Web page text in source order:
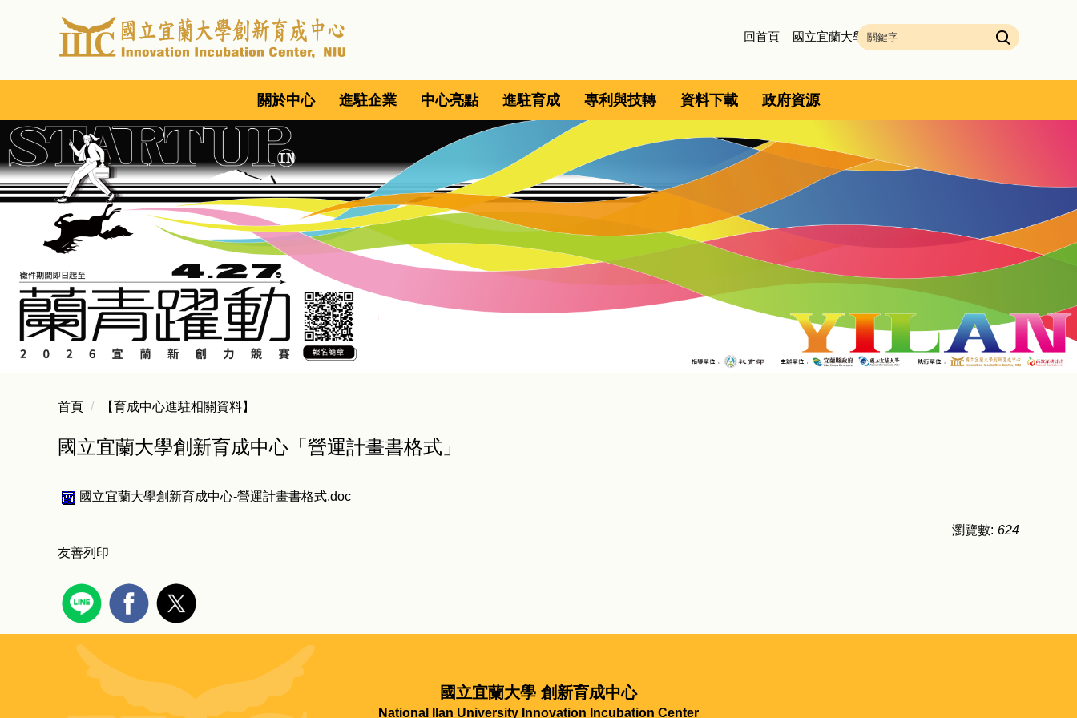
區
關於中心 進駐企業 中心亮點 進駐育成 專利與技轉 資料下載 政府資源
回首頁 國立宜蘭大學
首頁 【育成中心進駐相關資料】
國立宜蘭大學創新育成中心「營運計畫書格式」
國立宜蘭大學創新育成中心-營運計畫書格式.doc
瀏覽數: 624
友善列印
國立宜蘭大學 創新育成中心
National Ilan University Innovation Incubation Center